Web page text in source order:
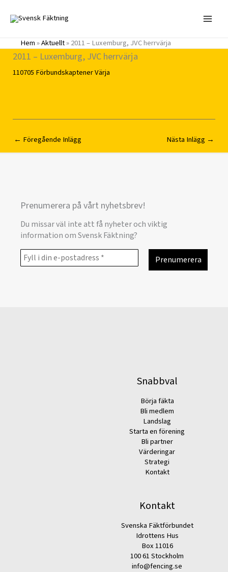
innehåll
Hem»Aktuellt»2011 – Luxemburg, JVC herrvärja
2011 – Luxemburg, JVC herrvärja
110705 FörbundskaptenerVärja
← Föregående Inlägg Nästa Inlägg →
Prenumerera på vårt nyhetsbrev!
Du missar väl inte att få nyheter och viktig
information om Svensk Fäktning?
Snabbval
Börja fäkta
Bli medlem
Landslag
Starta en förening
Bli partner
Värderingar
Strategi
Kontakt
Kontakt
Svenska Fäktförbundet
Idrottens Hus
Box 11016
100 61 Stockholm
info@fencing.se